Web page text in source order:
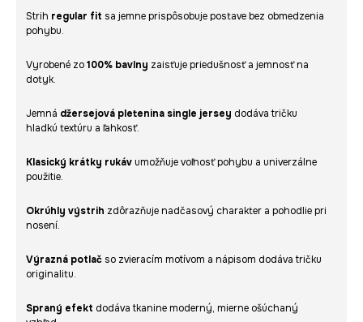
Strih regular fit sa jemne prispôsobuje postave bez obmedzenia
pohybu.
Vyrobené zo100% bavlny zaisťuje priedušnosť a jemnosť na
dotyk.
Jemná džersejová pletenina single jersey dodáva tričku
hladkú textúru a ľahkosť.
Klasický krátky rukáv umožňuje voľnosť pohybu a univerzálne
použitie.
Okrúhly výstrih zdôrazňuje nadčasový charakter a pohodlie pri
nosení.
Výrazná potlač so zvieracím motívom a nápisom dodáva tričku
originalitu.
Spraný efekt dodáva tkanine moderný, mierne ošúchaný